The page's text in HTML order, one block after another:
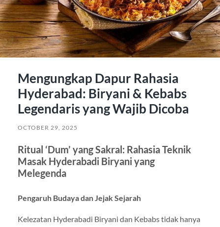
Mengungkap Dapur Rahasia
Hyderabad: Biryani & Kebabs
Legendaris yang Wajib Dicoba
OCTOBER 29, 2025
Ritual ‘Dum’ yang Sakral: Rahasia Teknik
Masak Hyderabadi Biryani yang
Melegenda
Pengaruh Budaya dan Jejak Sejarah
Kelezatan Hyderabadi Biryani dan Kebabs tidak hanya